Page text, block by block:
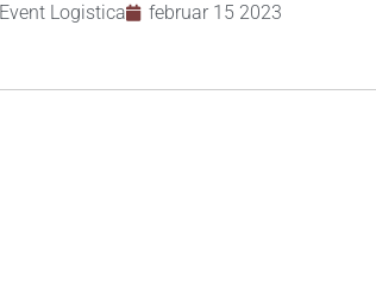
Event Logistica februar 15 2023